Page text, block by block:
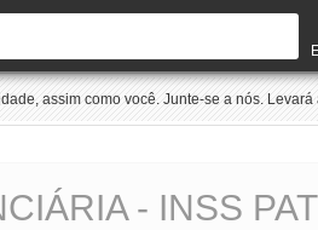
assim como você. Junte-se a nós.
- INSS